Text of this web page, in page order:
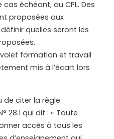
échéant, au CPL. Des
proposées aux
quelles seront les
formation et travail
mis à l’écart lors
de citer la règle
28.1 qui dit : « Toute
accès à tous les